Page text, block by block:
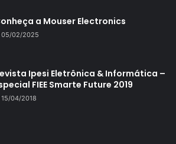
a Mouser Electronics
05/02/2025
Ipesi Eletrônica & Informática –
FIEE Smarte Future 2019
15/04/2018